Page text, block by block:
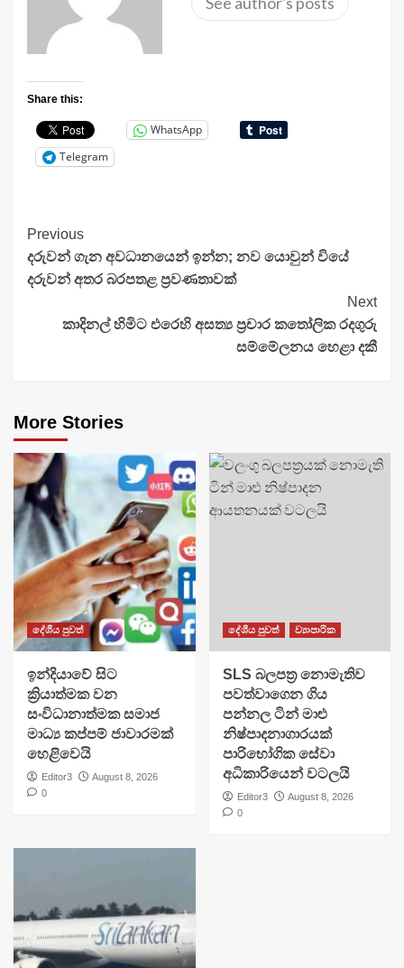
Share this:
WhatsApp
Telegram
Continue
Reading
Previous
දරුවන් ගැන අවධානයෙන් ඉන්න; නව යොවුන් වියේ
දරුවන් අතර බරපතළ ප්‍රවණතාවක්
Next
කාදිනල් හිමිට එරෙහි අසත්‍ය ප්‍රචාර කතෝලික රදගුරු
සම්මේලනය හෙළා දකී
More Stories
දේශීය පුවත්
​ඉන්දියාවේ සිට
ක්‍රියාත්මක වන
සංවිධානාත්මක සමාජ
මාධ්‍ය කප්පම් ජාවාරමක්
හෙළිවෙයි
Editor3
August 8, 2026
0
දේශීය පුවත් ව්‍යාපාරික
SLS බලපත්‍ර නොමැතිව
පවත්වාගෙන ගිය
පන්නල ටින් මාළු
නිෂ්පාදනාගාරයක්
පාරිභෝගික සේවා
අධිකාරියෙන් වටලයි
Editor3
August 8, 2026
0